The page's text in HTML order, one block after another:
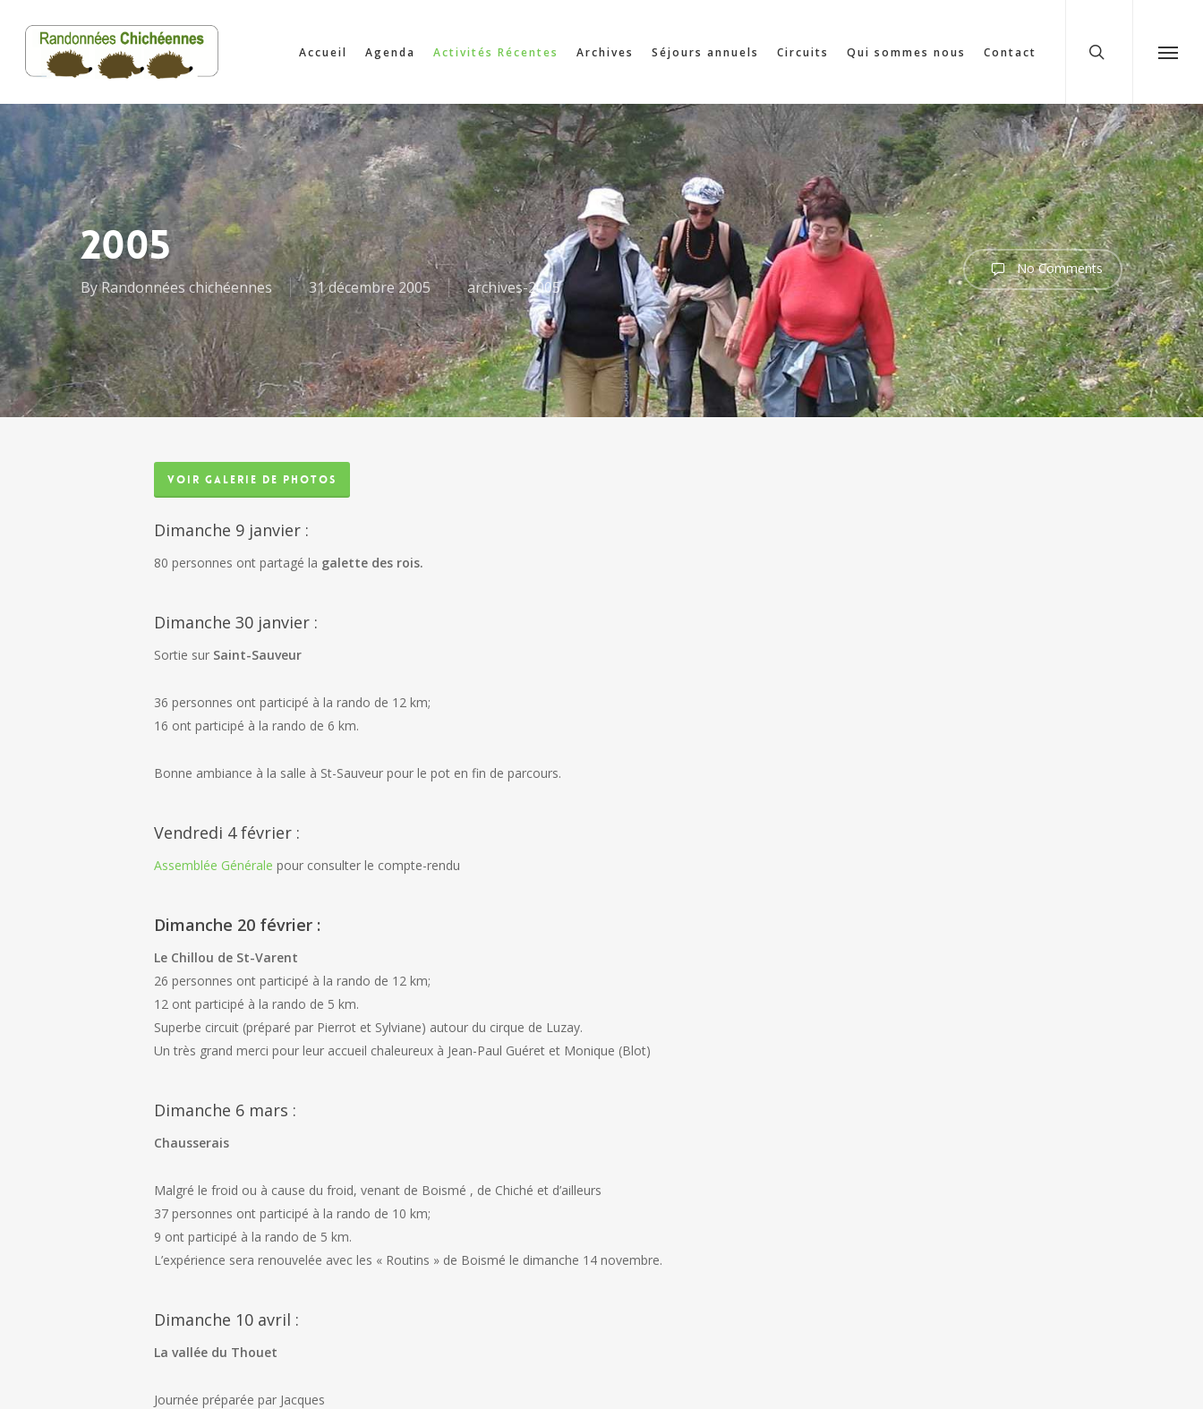
content
Accueil Agenda Activités Récentes Archives Séjours annuels Circuits Qui sommes nous Contact Menu
2005
By Randonnées chichéennes 31 décembre 2005 archives-2005
No Comments
voir galerie de photos
Dimanche 9 janvier :
80 personnes ont partagé la galette des rois.
Dimanche 30 janvier :
Sortie sur Saint-Sauveur
36 personnes ont participé à la rando de 12 km;
16 ont participé à la rando de 6 km.
Bonne ambiance à la salle à St-Sauveur pour le pot en fin de parcours.
Vendredi 4 février :
Assemblée Générale pour consulter le compte-rendu
Dimanche 20 février :
Le Chillou de St-Varent
26 personnes ont participé à la rando de 12 km;
12 ont participé à la rando de 5 km.
Superbe circuit (préparé par Pierrot et Sylviane) autour du cirque de Luzay.
Un très grand merci pour leur accueil chaleureux à Jean-Paul Guéret et Monique (Blot)
Dimanche 6 mars :
Chausserais
Malgré le froid ou à cause du froid, venant de Boismé , de Chiché et d’ailleurs
37 personnes ont participé à la rando de 10 km;
9 ont participé à la rando de 5 km.
L’expérience sera renouvelée avec les « Routins » de Boismé le dimanche 14 novembre.
Dimanche 10 avril :
La vallée du Thouet
Journée préparée par Jacques